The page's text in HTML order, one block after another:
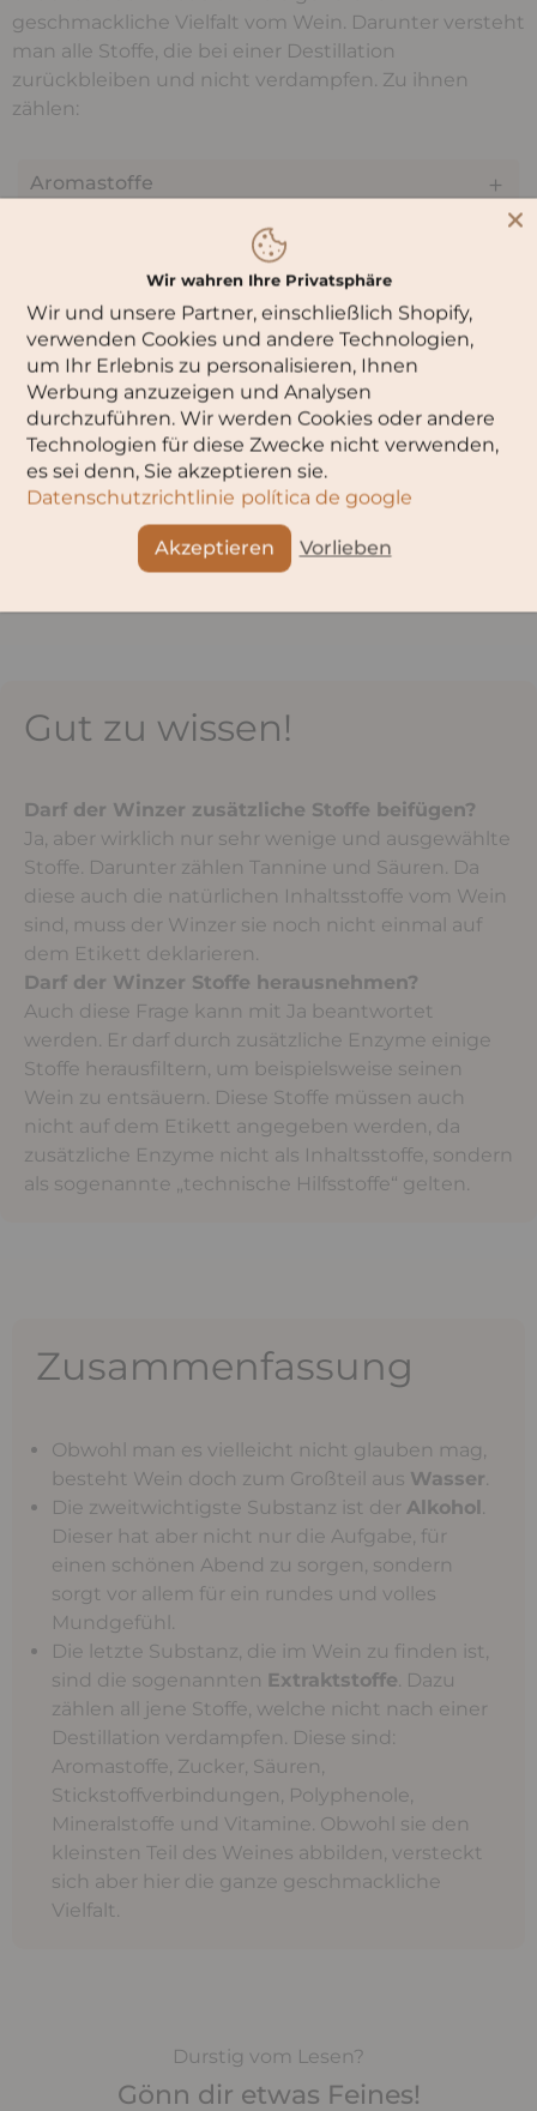
geschmackliche Vielfalt vom Wein. Darunter versteht
man alle Stoffe, die bei einer Destillation
zurückbleiben und nicht verdampfen. Zu ihnen
zählen:
Aromastoffe
Polyphenole
Mineralstoffe
Vitamine
Stickstoffverbindungen
Gut zu wissen!
Darf der Winzer zusätzliche Stoffe beifügen?
Ja, aber wirklich nur sehr wenige und ausgewählte
Stoffe. Darunter zählen Tannine und Säuren. Da
diese auch die natürlichen Inhaltsstoffe vom Wein
sind, muss der Winzer sie noch nicht einmal auf
dem Etikett deklarieren.
Darf der Winzer Stoffe herausnehmen?
Auch diese Frage kann mit Ja beantwortet
werden. Er darf durch zusätzliche Enzyme einige
Stoffe herausfiltern, um beispielsweise seinen
Wein zu entsäuern. Diese Stoffe müssen auch
nicht auf dem Etikett angegeben werden, da
zusätzliche Enzyme nicht als Inhaltsstoffe, sondern
als sogenannte „technische Hilfsstoffe“ gelten.
Zusammenfassung
Obwohl man es vielleicht nicht glauben mag,
besteht Wein doch zum Großteil aus Wasser.
Die zweitwichtigste Substanz ist der Alkohol.
Dieser hat aber nicht nur die Aufgabe, für
einen schönen Abend zu sorgen, sondern
sorgt vor allem für ein rundes und volles
Mundgefühl.
Die letzte Substanz, die im Wein zu finden ist,
sind die sogenannten Extraktstoffe. Dazu
zählen all jene Stoffe, welche nicht nach einer
Destillation verdampfen. Diese sind:
Aromastoffe, Zucker, Säuren,
Stickstoffverbindungen, Polyphenole,
Mineralstoffe und Vitamine. Obwohl sie den
kleinsten Teil des Weines abbilden, versteckt
sich aber hier die ganze geschmackliche
Vielfalt.
Durstig vom Lesen?
Gönn dir etwas Feines!
Wir wahren Ihre Privatsphäre
Wir und unsere Partner, einschließlich Shopify,
verwenden Cookies und andere Technologien,
um Ihr Erlebnis zu personalisieren, Ihnen
Werbung anzuzeigen und Analysen
durchzuführen. Wir werden Cookies oder andere
Technologien für diese Zwecke nicht verwenden,
es sei denn, Sie akzeptieren sie.
Datenschutzrichtlinie política de google
Akzeptieren Vorlieben